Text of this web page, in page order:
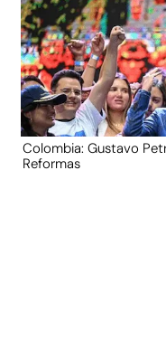
Colombia: Gustavo
Reformas